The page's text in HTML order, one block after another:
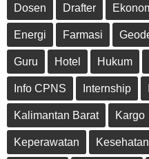
Dosen Drafter
Energi Farmasi
Guru Hotel Hukum
Info CPNS Internship
Kalimantan Barat Kargo
Keperawatan Kesehatan